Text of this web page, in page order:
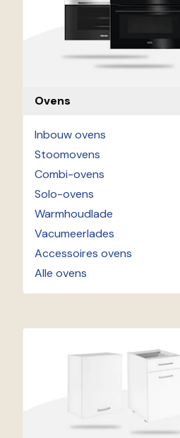
Ovens
Inbouw ovens
Stoomovens
Combi-ovens
Solo-ovens
Warmhoudlade
Vacumeerlades
Accessoires ovens
Alle ovens